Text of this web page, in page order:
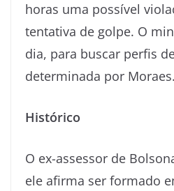
horas uma possível
tentativa de golpe. O
dia, para buscar perfis
determinada por Moraes.
Histórico
O ex-assessor de
ele afirma ser formado